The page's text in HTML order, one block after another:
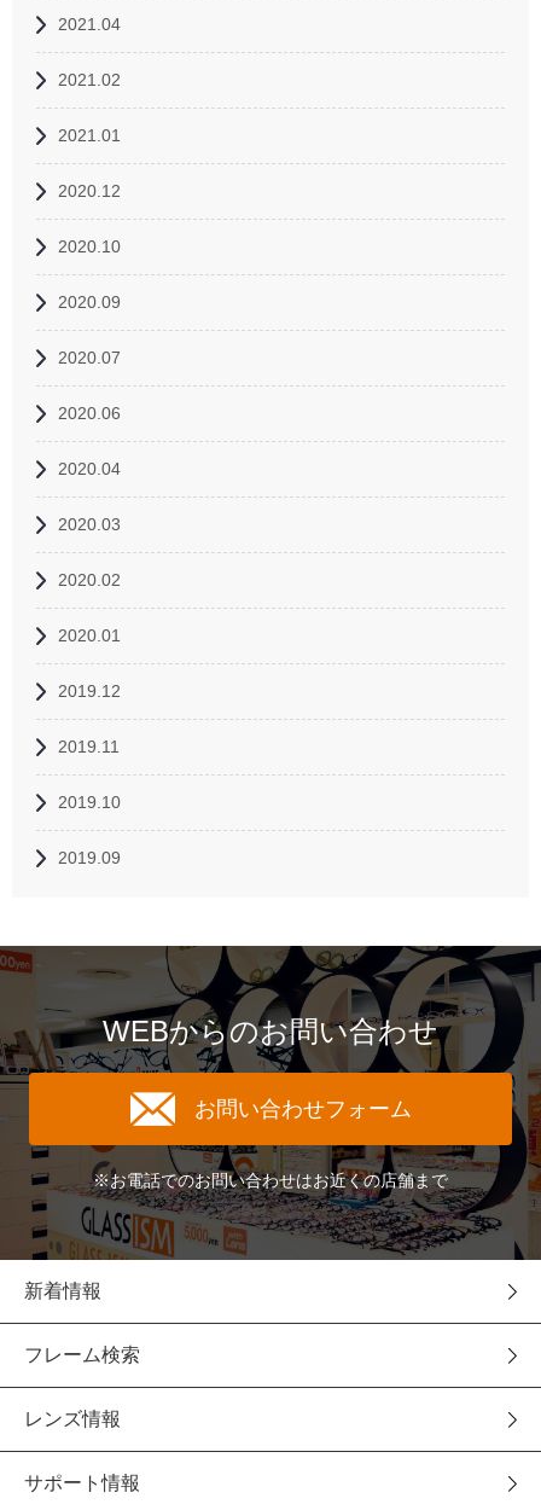
2021.04
2021.02
2021.01
2020.12
2020.10
2020.09
2020.07
2020.06
2020.04
2020.03
2020.02
2020.01
2019.12
2019.11
2019.10
2019.09
WEBからのお問い合わせ
お問い合わせフォーム
※お電話でのお問い合わせはお近くの店舗まで
新着情報
フレーム検索
レンズ情報
サポート情報